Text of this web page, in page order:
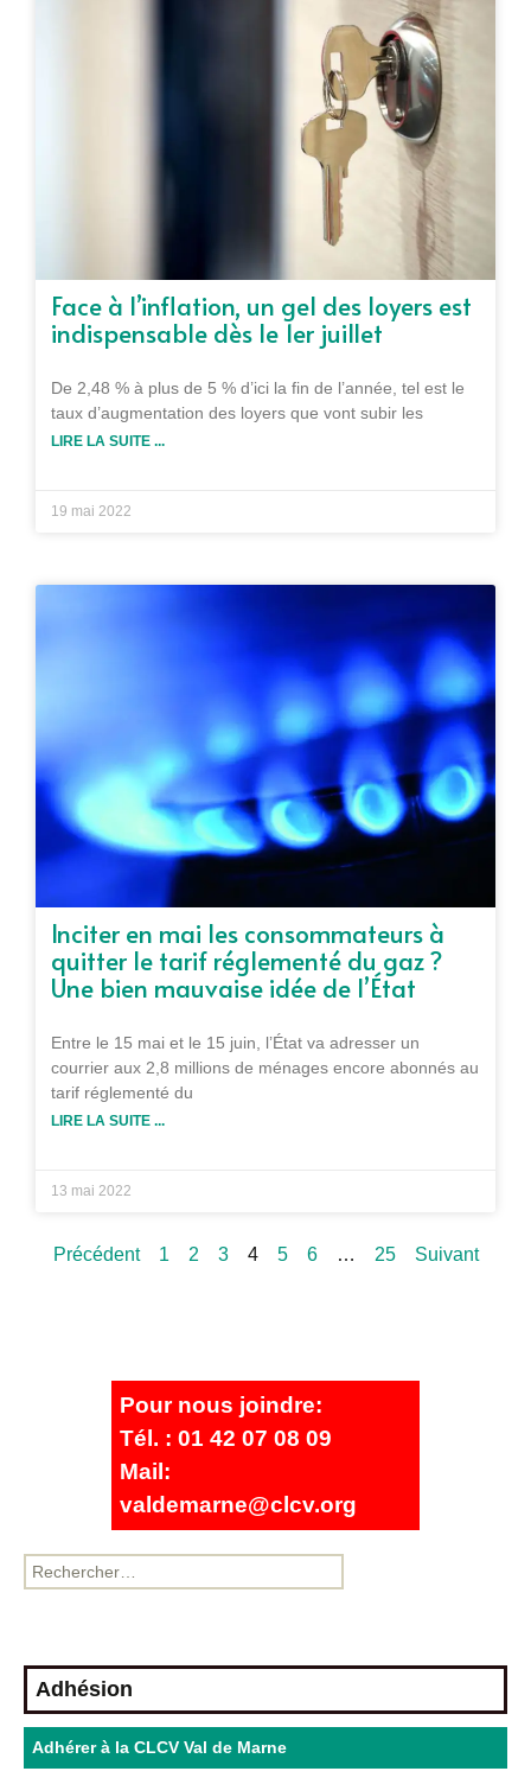
Face à l’inflation, un gel des loyers est
indispensable dès le 1er juillet
De 2,48 % à plus de 5 % d’ici la fin de l’année, tel est le
taux d’augmentation des loyers que vont subir les
LIRE LA SUITE ...
19 mai 2022
Inciter en mai les consommateurs à
quitter le tarif réglementé du gaz ?
Une bien mauvaise idée de l’État
Entre le 15 mai et le 15 juin, l’État va adresser un
courrier aux 2,8 millions de ménages encore abonnés au
tarif réglementé du
LIRE LA SUITE ...
13 mai 2022
Précédent 1 2 3 4 5 6 … 25 Suivant
Pour nous joindre:
Tél. : 01 42 07 08 09
Mail:
valdemarne@clcv.org
Adhésion
Adhérer à la CLCV Val de Marne